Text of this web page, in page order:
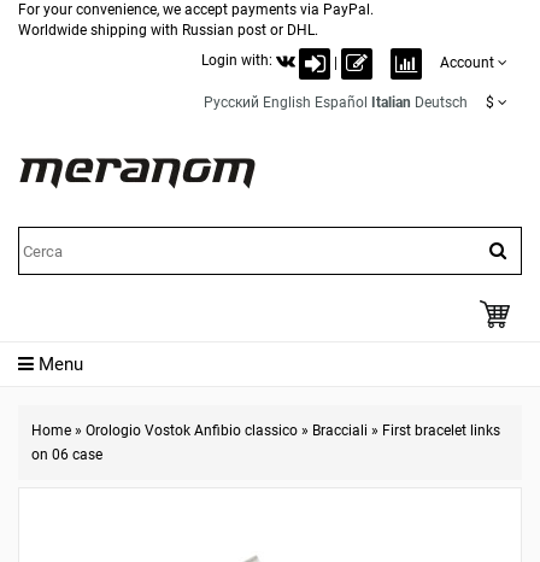
For your convenience, we accept payments via PayPal.
Worldwide shipping with Russian post or DHL.
Login with:
Account
Русский English Español Italian Deutsch $
Menu
Home » Orologio Vostok Anfibio classico » Bracciali » First bracelet links
on 06 case